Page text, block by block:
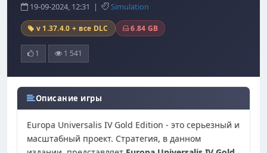
19-09-2024, 12:31 | Simulation
v 1.37.4.0 + все DLC 6.84 GB
1 1 541
Описание игры
Europa Universalis IV Gold Edition - это серьезный и
масштабный проект. Стратегия, в данном